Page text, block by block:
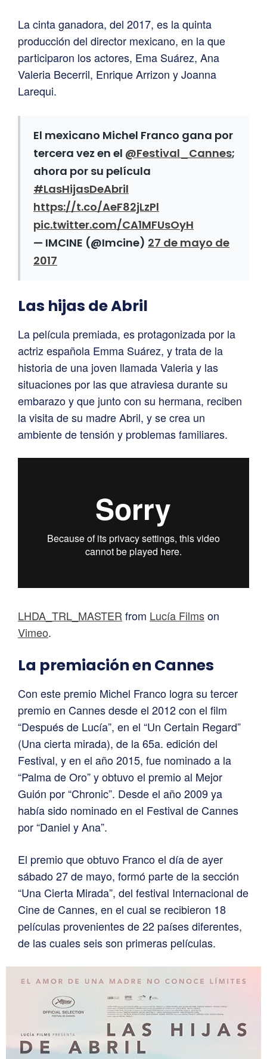
La cinta ganadora, del 2017, es la quinta
producción del director mexicano, en la que
participaron los actores, Ema Suárez, Ana
Valeria Becerril, Enrique Arrizon y Joanna
Larequi.
El mexicano Michel Franco gana por
tercera vez en el @Festival_Cannes;
ahora por su película
#LasHijasDeAbril
https://t.co/AeF82jLzPl
pic.twitter.com/CA1MFUsOyH
— IMCINE (@Imcine) 27 de mayo de
2017
Las hijas de Abril
La película premiada, es protagonizada por la
actriz española Emma Suárez, y trata de la
historia de una joven llamada Valeria y las
situaciones por las que atraviesa durante su
embarazo y que junto con su hermana, reciben
la visita de su madre Abril, y se crea un
ambiente de tensión y problemas familiares.
LHDA_TRL_MASTER from Lucía Filmson
Vimeo.
La premiación en Cannes
Con este premio Michel Franco logra su tercer
premio en Cannes desde el 2012 con el film
“Después de Lucía”, en el “Un Certain Regard”
(Una cierta mirada), de la 65a. edición del
Festival, y en el año 2015, fue nominado a la
“Palma de Oro” y obtuvo el premio al Mejor
Guión por “Chronic”. Desde el año 2009 ya
había sido nominado en el Festival de Cannes
por “Daniel y Ana”.
El premio que obtuvo Franco el día de ayer
sábado 27 de mayo, formó parte de la sección
“Una Cierta Mirada”, del festival Internacional de
Cine de Cannes, en el cual se recibieron 18
películas provenientes de 22 países diferentes,
de las cuales seis son primeras películas.